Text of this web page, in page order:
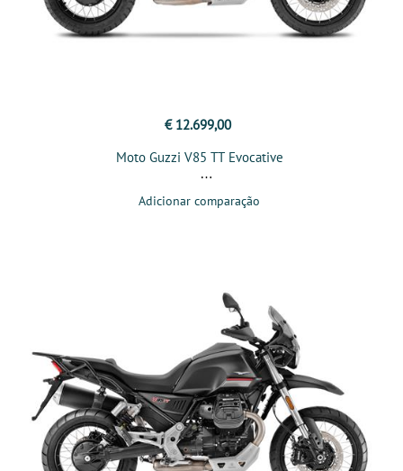
€ 12.699,00
Moto Guzzi V85 TT Evocative
Adicionar comparação